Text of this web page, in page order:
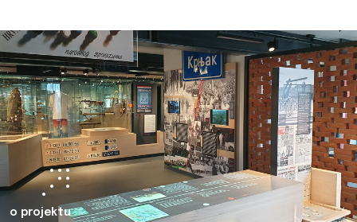
o projektu